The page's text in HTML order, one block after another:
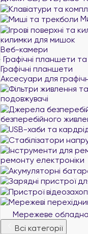
килимки для мишок
Веб-камери
Графічні планшети
Графічні планшети
Аксесуари для
подовжувачі
безперебійного
ремонту електроніки
Мережеве
Всі категорії